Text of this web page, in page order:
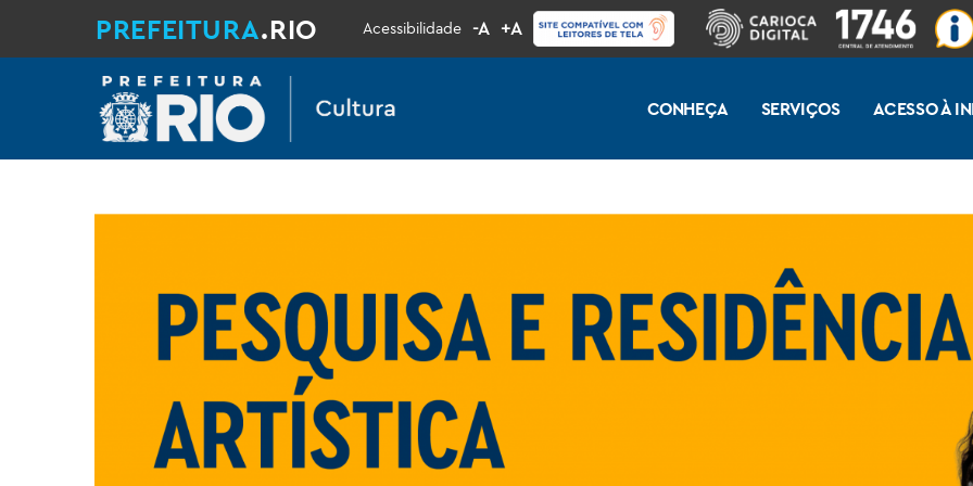
PREFEITURA.RIO Acessibilidade -A +A
CONHEÇA SERVIÇOS ACESSO À